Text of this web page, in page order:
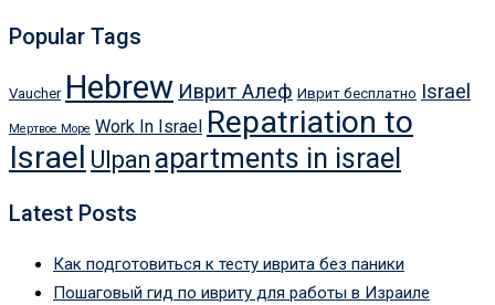
Popular Tags
Vaucher Hebrew Иврит Алеф Иврит бесплатно Israel
Мертвое Море Work In Israel Repatriation to
Israel Ulpan apartments in israel
Latest Posts
Как подготовиться к тесту иврита без паники
Пошаговый гид по ивриту для работы в Израиле